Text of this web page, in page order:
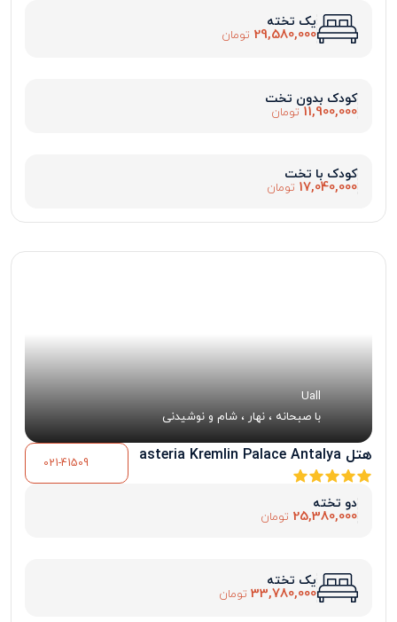
یک تخته
29,580,000 تومان
کودک بدون تخت
11,900,000 تومان
کودک با تخت
17,040,000 تومان
Uall
با صبحانه ، نهار ، شام و نوشیدنی
هتل asteria Kremlin Palace Antalya 021-41509
دو تخته
25,380,000 تومان
یک تخته
33,780,000 تومان